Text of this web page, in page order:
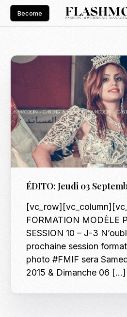
Become
ÉDITO: Jeudi 03
FORMATION MODÈLE
SESSION 10 – J-3
prochaine session
photo #FMIF sera
2015 & Dimanche 06 […]